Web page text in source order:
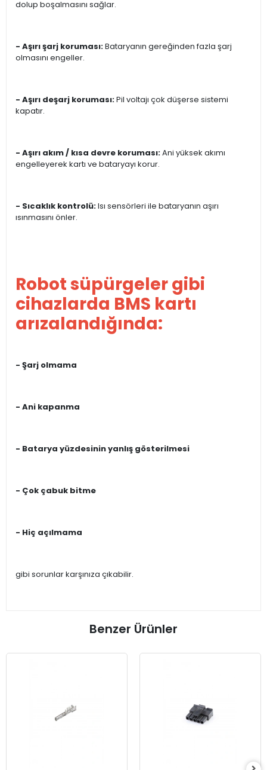
dolup boşalmasını sağlar.
- Aşırı şarj koruması:Bataryanın gereğinden fazla şarj
olmasını engeller.
- Aşırı deşarj koruması:Pil voltajı çok düşerse sistemi
kapatır.
- Aşırı akım / kısa devre koruması:Ani yüksek akımı
engelleyerek kartı ve bataryayı korur.
- Sıcaklık kontrolü:Isı sensörleri ile bataryanın aşırı
ısınmasını önler.
Robot süpürgeler gibi
cihazlarda BMS kartı
arızalandığında:
- Şarj olmama
- Ani kapanma
- Batarya yüzdesinin yanlış gösterilmesi
- Çok çabuk bitme
- Hiç açılmama
gibi sorunlar karşınıza çıkabilir.
Benzer Ürünler